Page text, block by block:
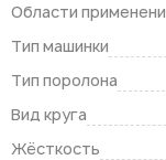
Области
Тип машинки
Тип поролона
Вид круга
Жёсткость